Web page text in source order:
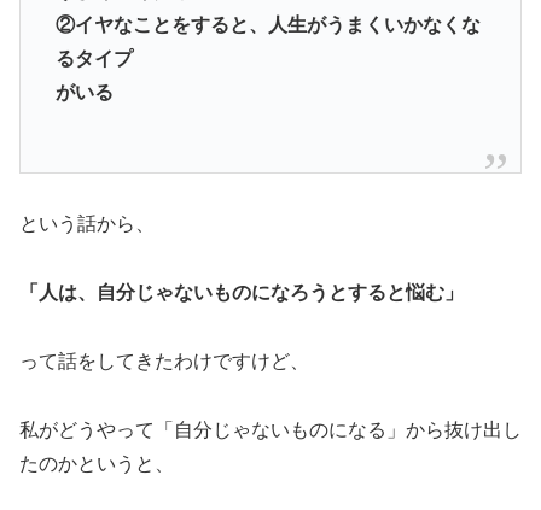
②イヤなことをすると、人生がうまくいかなくな
るタイプ
がいる
という話から、
「人は、自分じゃないものになろうとすると悩む」
って話をしてきたわけですけど、
私がどうやって「自分じゃないものになる」から抜け出し
たのかというと、